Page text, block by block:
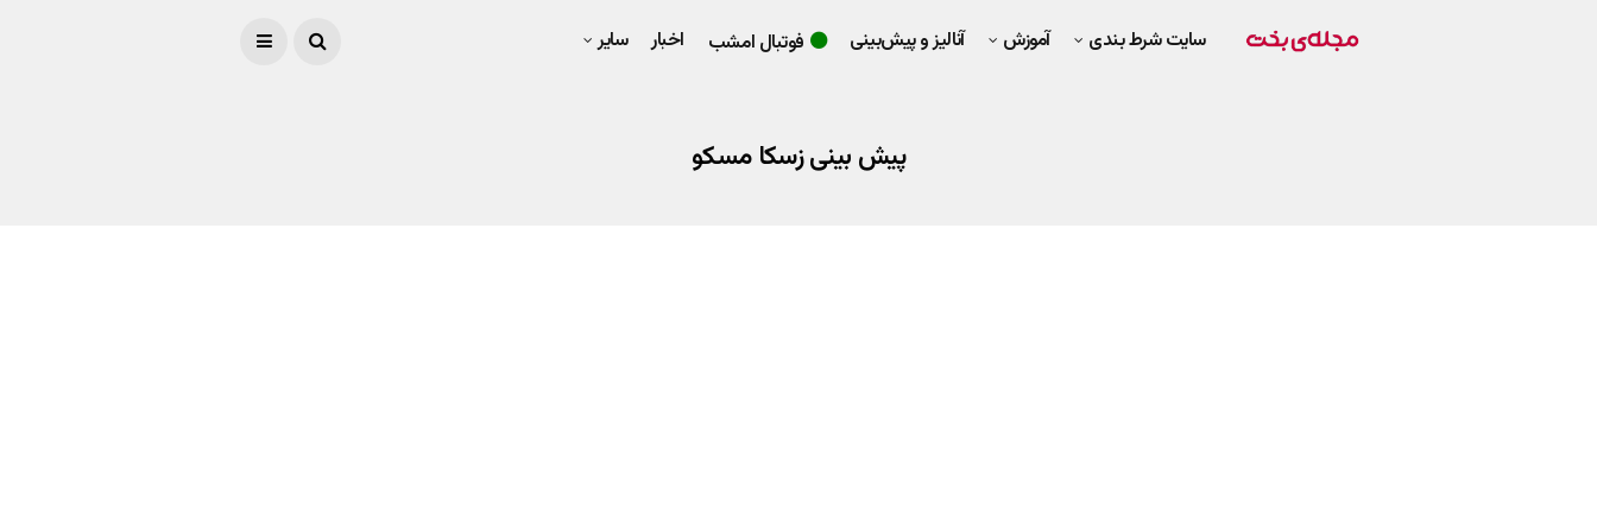
سایت شرط بندی آموزش آنالیز و پیش‌بینی فوتبال امشب اخبار سایر
پیش بینی زسکا مسکو